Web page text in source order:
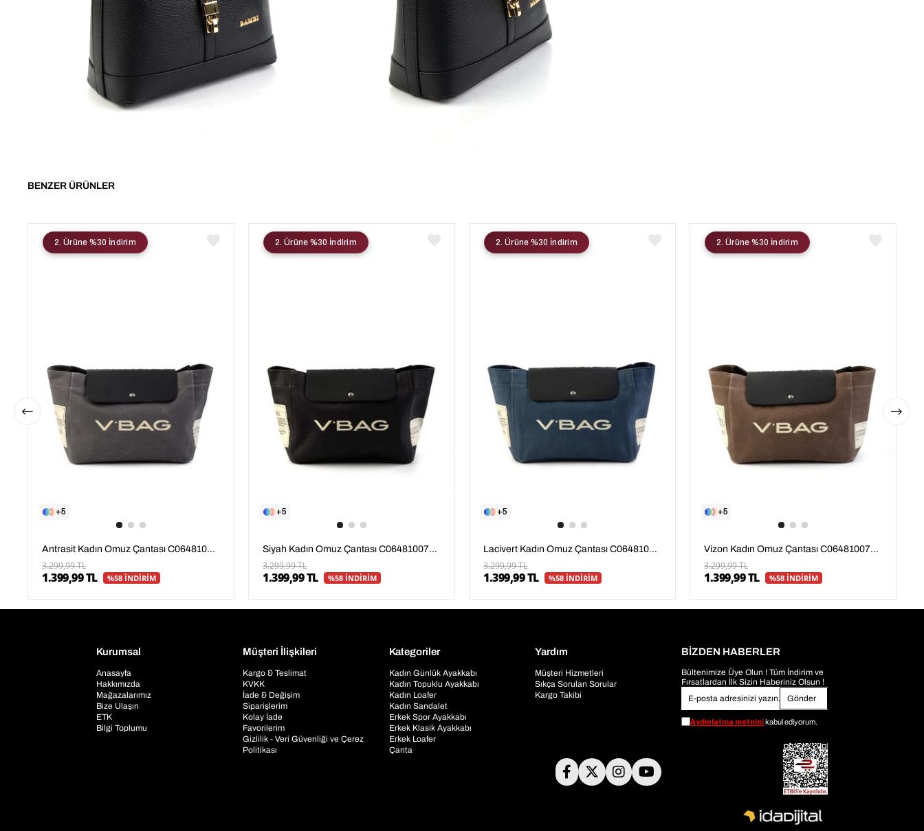
BENZER ÜRÜNLER
5
Antrasit Kadın Omuz Çantası C06481007804
3.299,99 TL
1.399,99 TL %58 İNDİRİM
2. Ürüne %30 İndirim
5
Siyah Kadın Omuz Çantası C06481007804
3.299,99 TL
1.399,99 TL %58 İNDİRİM
2. Ürüne %30 İndirim
5
Lacivert Kadın Omuz Çantası C06481007804
3.299,99 TL
1.399,99 TL %58 İNDİRİM
2. Ürüne %30 İndirim
5
Vizon Kadın Omuz Çantası C06481007804
3.299,99 TL
1.399,99 TL %58 İNDİRİM
2. Ürüne %30 İndirim
Kurumsal
Anasayfa
Hakkımızda
Mağazalarımız
Bize Ulaşın
ETK
Bilgi Toplumu
Müşteri İlişkileri
Kargo & Teslimat
KVKK
İade & Değişim
Siparişlerim
Kolay İade
Favorilerim
Gizlilik - Veri Güvenliği ve Çerez
Politikası
Kategoriler
Kadın Günlük Ayakkabı
Kadın Topuklu Ayakkabı
Kadın Loafer
Kadın Sandalet
Erkek Spor Ayakkabı
Erkek Klasik Ayakkabı
Erkek Loafer
Çanta
Yardım
Müşteri Hizmetleri
Sıkça Sorulan Sorular
Kargo Takibi
BİZDEN HABERLER
Bültenimize Üye Olun ! Tüm İndirim ve
Fırsatlardan İlk Sizin Haberiniz Olsun !
Gönder
Aydınlatma metninikabul ediyorum.